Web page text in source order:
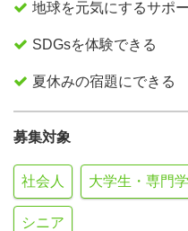
地球を元気にするサポ
SDGsを体験できる
夏休みの宿題にできる
募集対象
社会人 大学生・専門
シニア